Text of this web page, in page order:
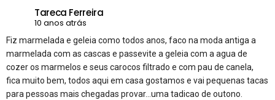
Tareca Ferreira
10 anos atrás
Fiz marmelada e geleia como todos anos, faco na moda antiga a
marmelada com as cascas e passevite a geleia com a agua de
cozer os marmelos e seus carocos filtrado e com pau de canela,
fica muito bem, todos aqui em casa gostamos e vai pequenas tacas
para pessoas mais chegadas provar…uma tadicao de outono.